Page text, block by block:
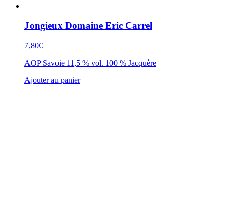
Jongieux Domaine Eric Carrel
7,80€
AOP Savoie 11,5 % vol. 100 % Jacquère
Ajouter au panier